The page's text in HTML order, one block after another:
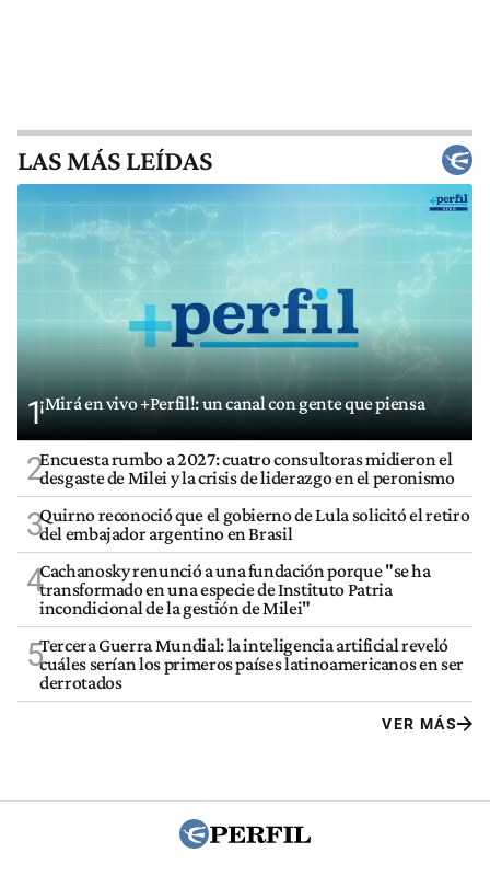
LAS MÁS LEÍDAS
1¡Mirá en vivo +Perfil!: un canal con gente que piensa
2Encuesta rumbo a 2027: cuatro consultoras midieron el
desgaste de Milei y la crisis de liderazgo en el peronismo
3Quirno reconoció que el gobierno de Lula solicitó el retiro
del embajador argentino en Brasil
4Cachanosky renunció a una fundación porque "se ha
transformado en una especie de Instituto Patria
incondicional de la gestión de Milei"
5Tercera Guerra Mundial: la inteligencia artificial reveló
cuáles serían los primeros países latinoamericanos en ser
derrotados
VER MÁS